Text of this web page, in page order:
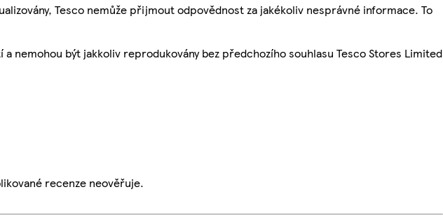
Tesco nemůže přijmout odpovědnost za jakékoliv nesprávné informace. To
nemohou být jakkoliv reprodukovány bez předchozího souhlasu Tesco Stores Limited
recenze neověřuje.